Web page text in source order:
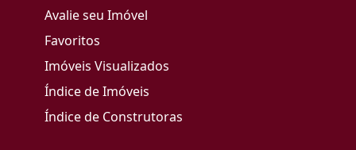
Avalie seu Imóvel
Favoritos
Imóveis Visualizados
Índice de Imóveis
Índice de Construtoras